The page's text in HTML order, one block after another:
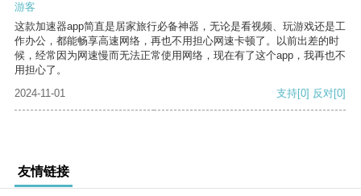
游客
这款加速器app简直是居家旅行必备神器，无论是看视频、玩游戏还是工
作办公，都能畅享高速网络，再也不用担心网速卡顿了。以前出差的时
候，经常因为网速慢而无法正常使用网络，现在有了这个app，我再也不
用担心了。
2024-11-01
支持[0] 反对[0]
友情链接